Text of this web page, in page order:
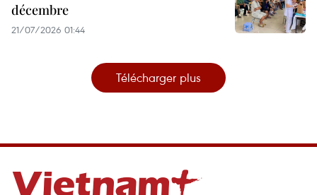
décembre
21/07/2026 01:44
Télécharger plus